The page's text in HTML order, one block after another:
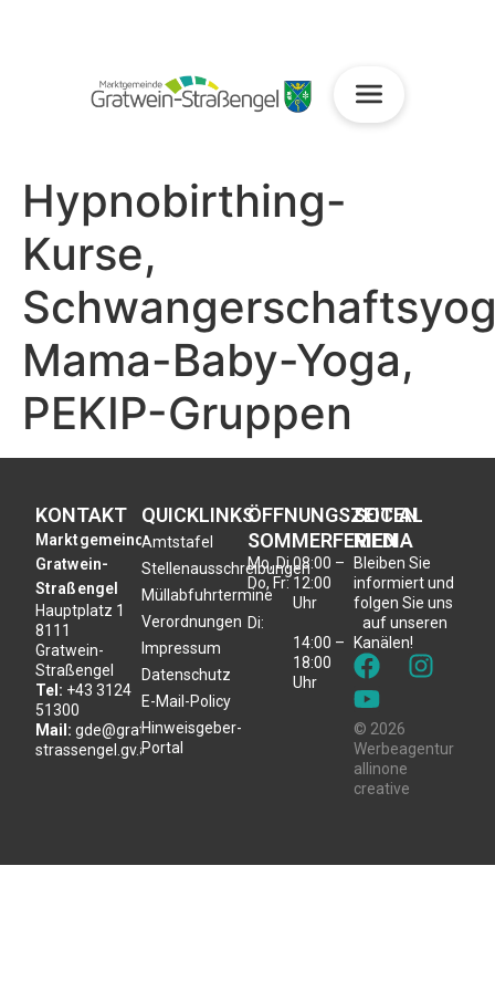
Hypnobirthing-
Kurse,
Mama-Baby-Yoga,
PEKIP-Gruppen
KONTAKT
Marktgemeinde
Gratwein-
Straßengel
Hauptplatz 1
8111
Gratwein-
Straßengel
Tel: +43 3124
51300
Mail: gde@gratwein-
strassengel.gv.at
QUICKLINKS
Amtstafel
Stellenausschreibungen
Müllabfuhrtermine
Verordnungen
Impressum
Datenschutz
E-Mail-Policy
Hinweisgeber-
Portal
ÖFFNUNGSZEITEN
SOMMERFERIEN
Mo, Di,
Do, Fr:
Di:
08:00 –
12:00
Uhr
14:00 –
18:00
Uhr
SOCIAL
MEDIA
Bleiben Sie
informiert und
folgen Sie uns
auf unseren
Kanälen!
© 2026
Werbeagentur
allinone
creative